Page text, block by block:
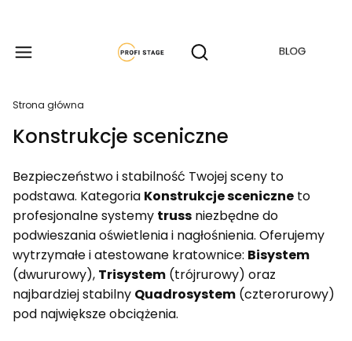
Otwórz wyszukiwarkę
Produkty w
Strona główna
Konstrukcje sceniczne
Bezpieczeństwo i stabilność Twojej sceny to
podstawa. Kategoria Konstrukcje sceniczne to
profesjonalne systemy truss niezbędne do
podwieszania oświetlenia i nagłośnienia. Oferujemy
wytrzymałe i atestowane kratownice: Bisystem
(dwururowy), Trisystem (trójrurowy) oraz
najbardziej stabilny Quadrosystem (czterorurowy)
pod największe obciążenia.